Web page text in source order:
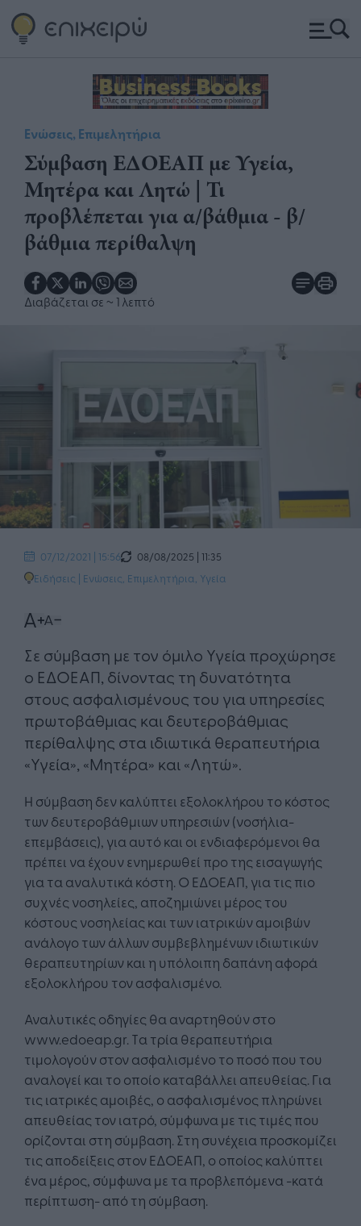
Ενώσεις, Επιμελητήρια
Σύμβαση ΕΔΟΕΑΠ με Υγεία,
Μητέρα και Λητώ | Τι
προβλέπεται για α/βάθμια - β/
βάθμια περίθαλψη
Διαβάζεται σε ~ 1 λεπτό
07/12/2021 | 15:56
08/08/2025 | 11:35
Ειδήσεις | Ενώσεις, Επιμελητήρια Υγεία
Σε σύμβαση με τον όμιλο Υγεία προχώρησε
ο ΕΔΟΕΑΠ, δίνοντας τη δυνατότητα
στους ασφαλισμένους του για υπηρεσίες
πρωτοβάθμιας και δευτεροβάθμιας
περίθαλψης στα ιδιωτικά θεραπευτήρια
«Υγεία», «Μητέρα» και «Λητώ».
Η σύμβαση δεν καλύπτει εξολοκλήρου το κόστος
των δευτεροβάθμιων υπηρεσιών (νοσήλια-
επεμβάσεις), για αυτό και οι ενδιαφερόμενοι θα
πρέπει να έχουν ενημερωθεί προ της εισαγωγής
για τα αναλυτικά κόστη. Ο ΕΔΟΕΑΠ, για τις πιο
συχνές νοσηλείες, αποζημιώνει μέρος του
κόστους νοσηλείας και των ιατρικών αμοιβών
ανάλογο των άλλων συμβεβλημένων ιδιωτικών
θεραπευτηρίων και η υπόλοιπη δαπάνη αφορά
εξολοκλήρου τον ασφαλισμένο.
Αναλυτικές οδηγίες θα αναρτηθούν στο
www.edoeap.gr. Tα τρία θεραπευτήρια
τιμολογούν στον ασφαλισμένο το ποσό που του
αναλογεί και το οποίο καταβάλλει απευθείας. Για
τις ιατρικές αμοιβές, ο ασφαλισμένος πληρώνει
απευθείας τον ιατρό, σύμφωνα με τις τιμές που
ορίζονται στη σύμβαση. Στη συνέχεια προσκομίζει
τις αποδείξεις στον ΕΔΟΕΑΠ, ο οποίος καλύπτει
ένα μέρος, σύμφωνα με τα προβλεπόμενα -κατά
περίπτωση- από τη σύμβαση.